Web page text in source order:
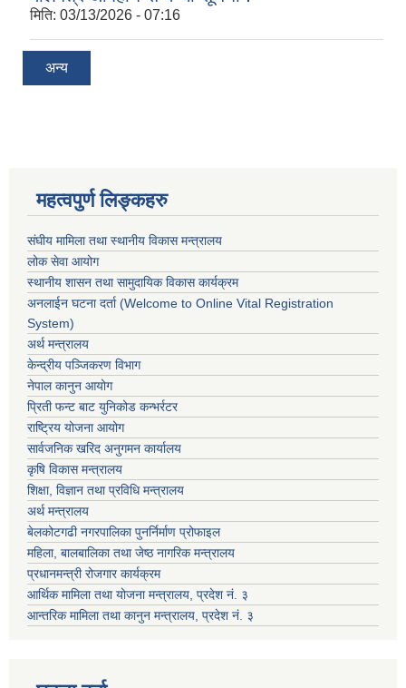
मिति: 03/13/2026 - 07:16
अन्य
महत्वपुर्ण लिङ्कहरु
संघीय मामिला तथा स्थानीय विकास मन्त्रालय
लोक सेवा आयोग
स्थानीय शासन तथा सामुदायिक विकास कार्यक्रम
अनलाईन घटना दर्ता (Welcome to Online Vital Registration
System)
अर्थ मन्त्रालय
केन्द्रीय पञ्जिकरण विभाग
नेपाल कानुन आयोग
प्रिती फन्ट बाट युनिकोड कन्भर्रटर
राष्ट्रिय योजना आयोग
सार्वजनिक खरिद अनुगमन कार्यालय
कृषि विकास मन्त्रालय
शिक्षा, विज्ञान तथा प्रविधि मन्त्रालय
अर्थ मन्त्रालय
बेलकोटगढी नगरपालिका पुनर्निर्माण प्रोफाइल
महिला, बालबालिका तथा जेष्ठ नागरिक मन्त्रालय
प्रधानमन्त्री रोजगार कार्यक्रम
आर्थिक मामिला तथा योजना मन्त्रालय, प्रदेश नं. ३
आन्तरिक मामिला तथा कानुन मन्त्रालय, प्रदेश नं. ३